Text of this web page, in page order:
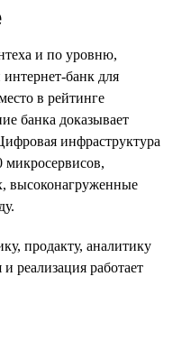
и по уровню,
банк для
в рейтинге
банка доказывает
инфраструктура
микросервисов,
высоконагруженные
продакту, аналитику
реализация работает